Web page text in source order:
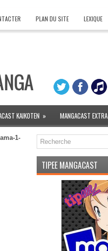
PLAN DU SITE LEXIQUE
KAIKOTEN » MANGACAST EXTRA
1-
TIPEE MANGACAST